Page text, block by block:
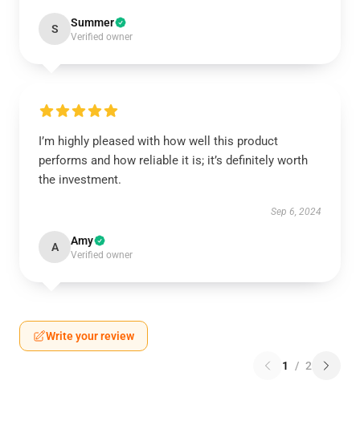
S Summer
Verified owner
I’m highly pleased with how well this product
performs and how reliable it is; it’s definitely worth
the investment.
Sep 6, 2024
A Amy
Verified owner
Write your review
1 / 2